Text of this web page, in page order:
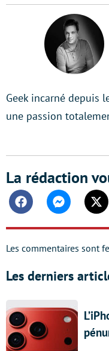
Geek incarné depuis
une passion
La rédaction
FacebookMessenger
Les commentaires sont
Les derniers